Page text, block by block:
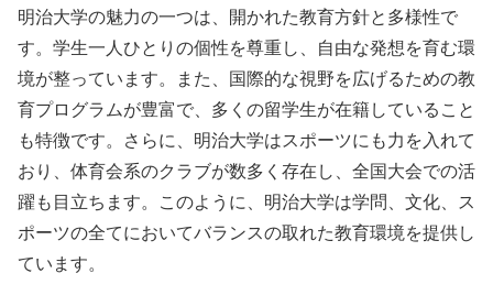
明治大学の魅力の一つは、開かれた教育方針と多様性で
す。学生一人ひとりの個性を尊重し、自由な発想を育む環
境が整っています。また、国際的な視野を広げるための教
育プログラムが豊富で、多くの留学生が在籍していること
も特徴です。さらに、明治大学はスポーツにも力を入れて
おり、体育会系のクラブが数多く存在し、全国大会での活
躍も目立ちます。このように、明治大学は学問、文化、ス
ポーツの全てにおいてバランスの取れた教育環境を提供し
ています。